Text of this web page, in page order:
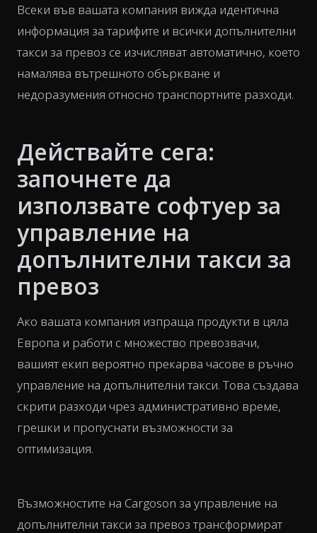
Всеки във вашата компания вижда идентична
информация за тарифите и всички допълнителни
такси за превоз се изчисляват автоматично, което
намалява вътрешното объркване и
недоразумения относно транспортните разходи.
Действайте сега:
започнете да
използвате софтуер за
управление на
допълнителни такси за
превоз
Ако вашата компания изпраща продукти в цяла
Европа и работи с множество превозвачи,
вашият екип вероятно прекарва часове в ръчно
управление на допълнителни такси. Това създава
скрити разходи чрез административно време,
грешки и пропуснати възможности за
оптимизация.
Възможностите на Cargoson за управление на
допълнителни такси за превоз трансформират